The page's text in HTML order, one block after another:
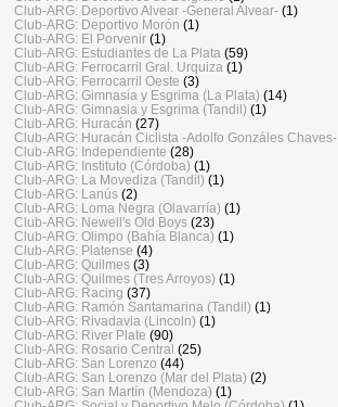
Club-ARG: Deportivo Alvear -General Alvear- (1)
Club-ARG: Deportivo Morón (1)
Club-ARG: El Porvenir (1)
Club-ARG: Estudiantes de La Plata (59)
Club-ARG: Ferrocarril Gral. Urquiza (1)
Club-ARG: Ferrocarril Oeste (3)
Club-ARG: Gimnasia y Esgrima (La Plata) (14)
Club-ARG: Gimnasia y Esgrima (Tandil) (1)
Club-ARG: Huracán (27)
Club-ARG: Huracán Ciclista -Adolfo Gonzáles Chaves-
Club-ARG: Independiente (28)
Club-ARG: Instituto (Córdoba) (1)
Club-ARG: La Movediza (Tandil) (1)
Club-ARG: Lanús (2)
Club-ARG: Loma Negra (Olavarría) (1)
Club-ARG: Newell's Old Boys (23)
Club-ARG: Olimpo (Bahía Blanca) (1)
Club-ARG: Platense (4)
Club-ARG: Quilmes (3)
Club-ARG: Quilmes (Tres Arroyos) (1)
Club-ARG: Racing (37)
Club-ARG: Ramón Santamarina (Tandil) (1)
Club-ARG: Rivadavia (Lincoln) (1)
Club-ARG: River Plate (90)
Club-ARG: Rosario Central (25)
Club-ARG: San Lorenzo (44)
Club-ARG: San Lorenzo (Mar del Plata) (2)
Club-ARG: San Martín (Mendoza) (1)